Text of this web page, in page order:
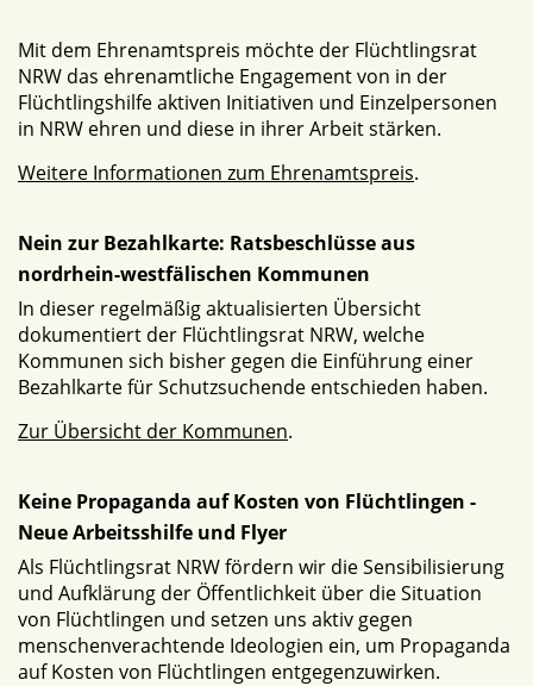
Mit dem Ehrenamtspreis möchte der Flüchtlingsrat
NRW das ehrenamtliche Engagement von in der
Flüchtlingshilfe aktiven Initiativen und Einzelpersonen
in NRW ehren und diese in ihrer Arbeit stärken.
Weitere Informationen zum Ehrenamtspreis.
Nein zur Bezahlkarte: Ratsbeschlüsse aus
nordrhein-westfälischen Kommunen
In dieser regelmäßig aktualisierten Übersicht
dokumentiert der Flüchtlingsrat NRW, welche
Kommunen sich bisher gegen die Einführung einer
Bezahlkarte für Schutzsuchende entschieden haben.
Zur Übersicht der Kommunen.
Keine Propaganda auf Kosten von Flüchtlingen -
Neue Arbeitsshilfe und Flyer
Als Flüchtlingsrat NRW fördern wir die Sensibilisierung
und Aufklärung der Öffentlichkeit über die Situation
von Flüchtlingen und setzen uns aktiv gegen
menschenverachtende Ideologien ein, um Propaganda
auf Kosten von Flüchtlingen entgegenzuwirken.